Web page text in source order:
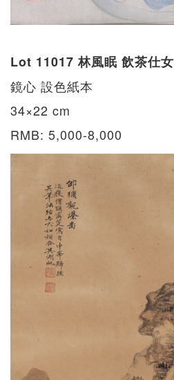
Lot 11017 林風眠 飲茶仕女
鏡心 設色紙本
34×22 cm
RMB: 5,000-8,000